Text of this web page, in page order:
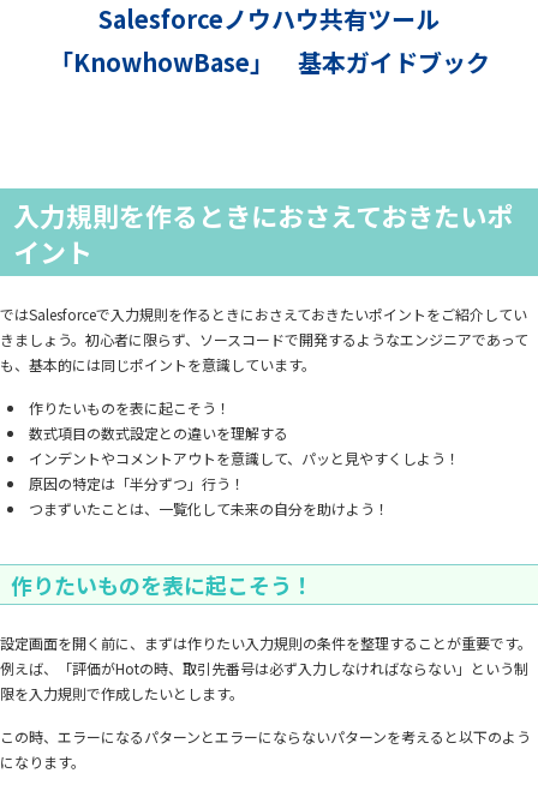
Salesforceノウハウ共有ツール
「KnowhowBase」 基本ガイドブック
入力規則を作るときにおさえておきたいポ
イント
ではSalesforceで入力規則を作るときにおさえておきたいポイントをご紹介してい
きましょう。初心者に限らず、ソースコードで開発するようなエンジニアであって
も、基本的には同じポイントを意識しています。
作りたいものを表に起こそう！
数式項目の数式設定との違いを理解する
インデントやコメントアウトを意識して、パッと見やすくしよう！
原因の特定は「半分ずつ」行う！
つまずいたことは、一覧化して未来の自分を助けよう！
作りたいものを表に起こそう！
設定画面を開く前に、まずは作りたい入力規則の条件を整理することが重要です。
例えば、「評価がHotの時、取引先番号は必ず入力しなければならない」という制
限を入力規則で作成したいとします。
この時、エラーになるパターンとエラーにならないパターンを考えると以下のよう
になります。